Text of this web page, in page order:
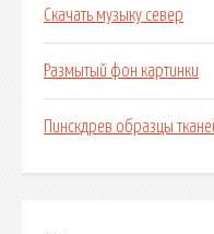
Скачать музыку север
Размытый фон картинки
Пинскдрев образцы